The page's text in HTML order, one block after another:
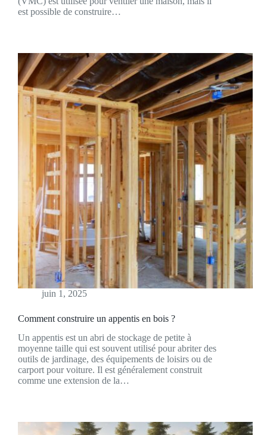
est possible de construire…
juin 1, 2025
Comment construire un appentis en bois ?
Un appentis est un abri de stockage de petite à
moyenne taille qui est souvent utilisé pour abriter des
outils de jardinage, des équipements de loisirs ou de
carport pour voiture. Il est généralement construit
comme une extension de la…